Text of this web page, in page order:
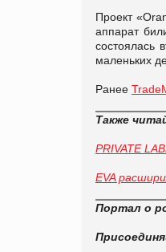
Проект
аппарат
состоялась
маленьких
Ранее
Также
PRIVATE
EVA
Портал о